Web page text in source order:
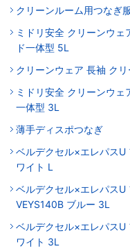
クリーンルーム用つなぎ
ミドリ安全 クリーンウ
ド一体型 5L
クリーンウェア 長袖 ク
ミドリ安全 クリーンウ
一体型 3L
薄手ディスポつなぎ
ベルデクセル×エレパスU
ワイト L
ベルデクセル×エレパスU
VEYS140B ブルー 3L
ベルデクセル×エレパスU
ワイト 3L